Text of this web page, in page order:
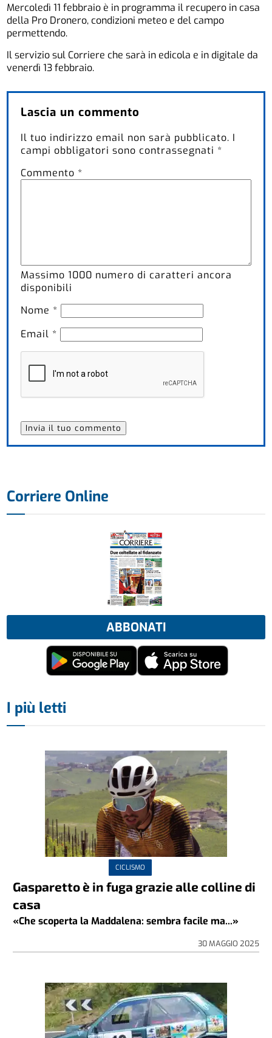
Mercoledì 11 febbraio è in programma il recupero in casa
della Pro Dronero, condizioni meteo e del campo
permettendo.
Il servizio sul Corriere che sarà in edicola e in digitale da
venerdì 13 febbraio.
Lascia un commento
Il tuo indirizzo email non sarà pubblicato. I
campi obbligatori sono contrassegnati *
Commento *
Massimo1000 numero di caratteri ancora
disponibili
Nome *
Email *
Corriere Online
ABBONATI
I più letti
CICLISMO
Gasparetto è in fuga grazie alle colline di
casa
«Che scoperta la Maddalena: sembra facile ma...»
30 MAGGIO 2025